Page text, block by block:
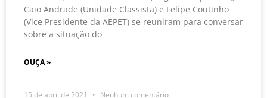
Caio Andrade (Unidade Classista) e Felipe Coutinho
(Vice Presidente da AEPET) se reuniram para conversar
sobre a situação do
OUÇA »
15 de abril de 2021 Nenhum comentário